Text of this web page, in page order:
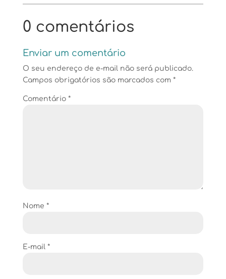
0 comentários
Enviar um comentário
O seu endereço de e-mail não será publicado.
Campos obrigatórios são marcados com *
Comentário *
Nome *
E-mail *